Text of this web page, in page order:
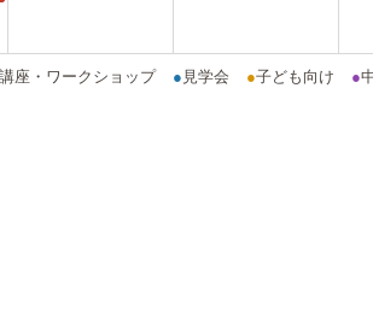
講座・ワークショップ ● 見学会 ●子ども向け ●